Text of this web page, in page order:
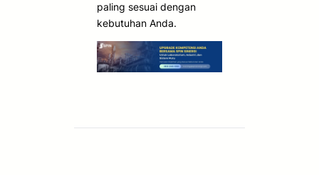
paling sesuai dengan
kebutuhan Anda.